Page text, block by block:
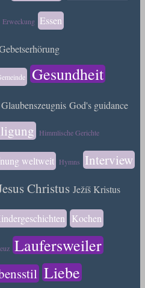
Erweckung Essen
Gesundheit
Glaubenszeugnis God's guidance
Himmlische Gerichte
weltweit Hymns
Interview
Christus Ježíš Kristus
Kochen
Laufersweiler
Liebe